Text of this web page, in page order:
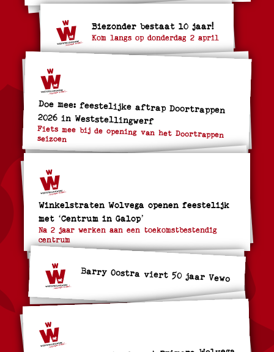
Biezonder bestaat 10 jaar!
Kom langs op donderdag 2 april
Doe mee: feestelijke aftrap Doortrappen
2026 in Weststellingwerf
Fiets mee bij de opening van het Doortrappen
seizoen
Winkelstraten Wolvega openen feestelijk
met ‘Centrum in Galop’
Na 2 jaar werken aan een toekomstbestendig
centrum
Barry Oostra viert 50 jaar Vewo